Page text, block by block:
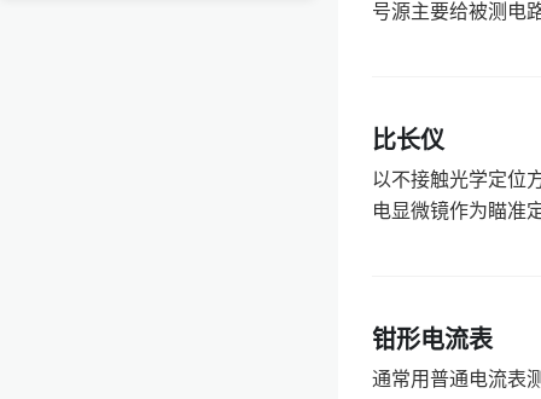
号源主要给被测电
比长仪
以不接触光学定位
电显微镜作为瞄准
钳形电流表
通常用普通电流表